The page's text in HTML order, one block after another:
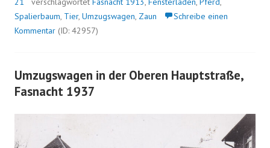
Spalierbaum, Tier, Umzugswagen, Zaun
Schreibe einen
Kommentar (ID: 42957)
Umzugswagen in der Oberen Hauptstraße,
Fasnacht 1937